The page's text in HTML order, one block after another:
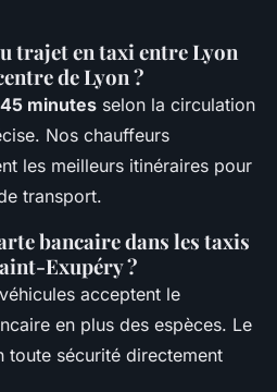
trajet en taxi entre Lyon
de Lyon ?
minutes selon la circulation
Nos chauffeurs
les meilleurs itinéraires pour
transport.
bancaire dans les taxis
Exupéry ?
acceptent le
en plus des espèces. Le
toute sécurité directement